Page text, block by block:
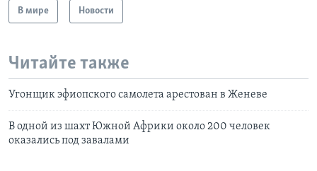
В мире Новости
Читайте также
Угонщик эфиопского самолета арестован в Женеве
В одной из шахт Южной Африки около 200 человек
оказались под завалами